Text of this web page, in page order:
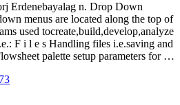
Erdenebayalag n. Drop Down
menus are located along the top of
used tocreate,build,develop,analyze
F i l e s Handling files i.e.saving and
palette setup parameters for …